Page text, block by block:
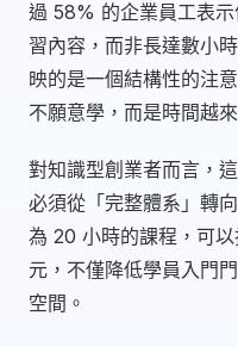
過 58% 的企業員工表
習內容，而非長達數小
映的是一個結構性的注
不願意學，而是時間越
對知識型創業者而言，
必須從「完整體系」轉
為 20 小時的課程，可
元，不僅降低學員入門
空間。